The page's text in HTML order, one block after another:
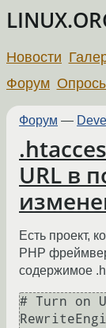
Новости
Форум
Форум —
URL в
Есть проект,
PHP
содержимое
# Turn on